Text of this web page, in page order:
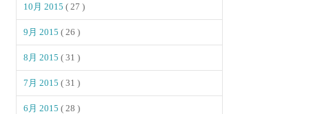
10月 2015( 27 )
9月 2015( 26 )
8月 2015( 31 )
7月 2015( 31 )
6月 2015( 28 )